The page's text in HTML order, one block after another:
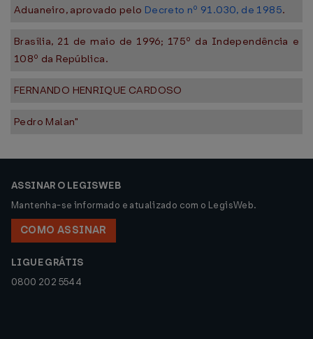
Aduaneiro, aprovado pelo Decreto nº 91.030, de 1985.
Brasília, 21 de maio de 1996; 175º da Independência e
108º da República.
FERNANDO HENRIQUE CARDOSO
Pedro Malan"
ASSINAR O LEGISWEB
Mantenha-se informado e atualizado com o LegisWeb.
COMO ASSINAR
LIGUE GRÁTIS
0800 202 5544